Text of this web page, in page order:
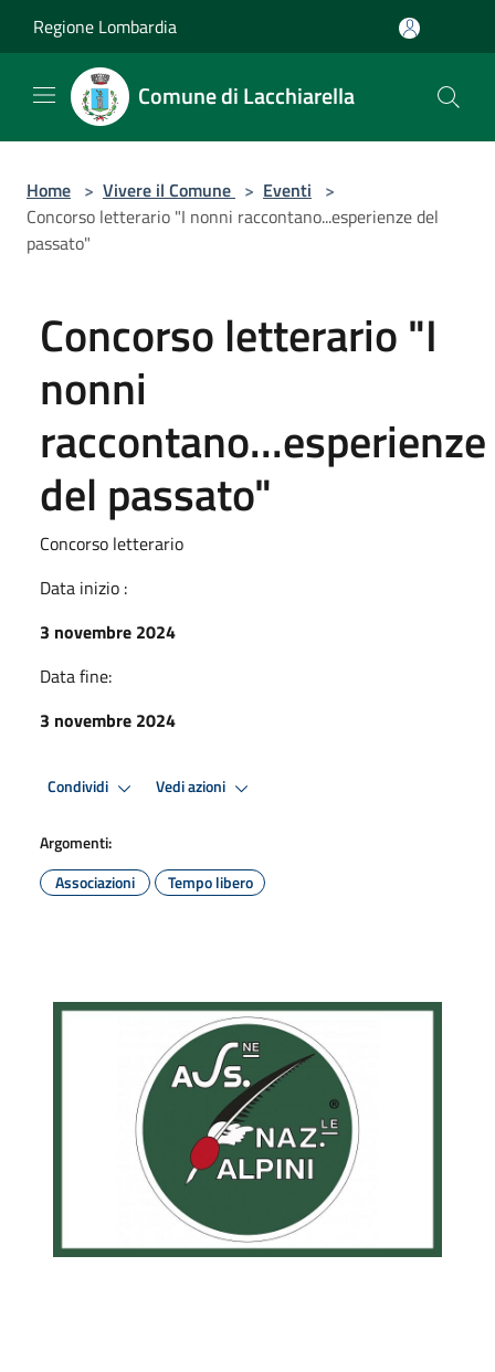
Regione Lombardia
Comune di Lacchiarella
Home > Vivere il Comune > Eventi >
Concorso letterario "I nonni raccontano...esperienze del
passato"
Concorso letterario "I
nonni
raccontano...esperienze
del passato"
Concorso letterario
Data inizio :
3 novembre 2024
Data fine:
3 novembre 2024
Condividi Vedi azioni
Argomenti:
Associazioni
Tempo libero